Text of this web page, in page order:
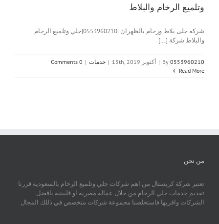
وتلميع الرخام والبلاط
شركة جلى بلاط ورخام بالظهران |0553960210|جلي وتلميع الرخام
والبلاط شركة [...]
By 0553960210
| أكتوبر 15th, 2019 | خدمات |
0 Comments
Read More
من نحن
تعتبر شركة كريستال من اهم شركات جلي وتلميع الرخام بالسعودية قررنا
تقديم خدمات جلي الرخام من خلال عماله مصريه او فلبينية بافضل
الشركات واقربها فاستخلصنا مجموعة شركات متخصص في ذللك المجال